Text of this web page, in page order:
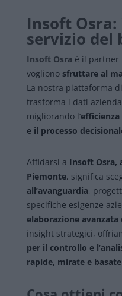
Insoft
servizio del
Insoft Osra è il partner
vogliono sfruttare al
La nostra piattaforma di
trasforma i dati
migliorando l’
e il processo
Affidarsi a Insoft Osra,
Piemonte, significa
all’avanguardia,
specifiche esigenze
elaborazione avanzata
insight strategici,
per il controllo e
rapide, mirate e